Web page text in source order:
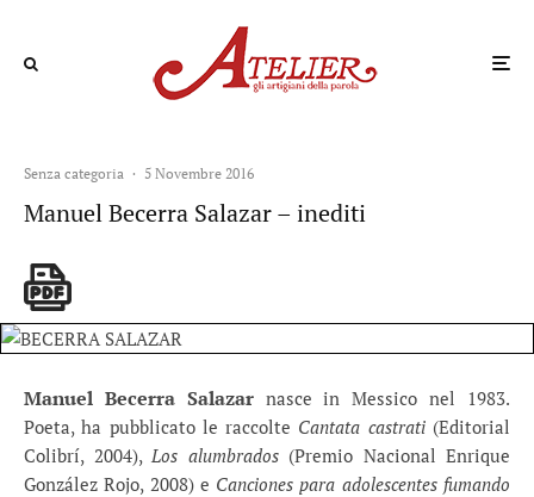
Senza categoria · 5 Novembre 2016
Manuel Becerra Salazar – inediti
Manuel Becerra Salazar nasce in Messico nel 1983.
Poeta, ha pubblicato le raccolte Cantata castrati(Editorial
Colibrí, 2004), Los alumbrados(Premio Nacional Enrique
González Rojo, 2008) e Canciones para adolescentes fumando